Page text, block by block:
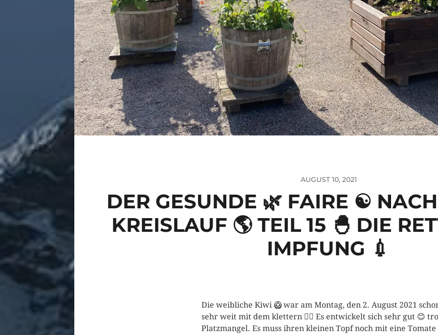
AUGUST 10, 2021
DER GESUNDE 🌿 FAIRE ☯️
KREISLAUF 🌎 TEIL 15 🐣 DIE
IMPFUNG 💉
Die weibliche Kiwi 🥝 war am Montag, den 2. August 2021
sehr weit mit dem klettern 🧗‍♀️ Es entwickelt sich sehr gut 😊
Platzmangel. Es muss ihren kleinen Topf noch mit eine Tomate